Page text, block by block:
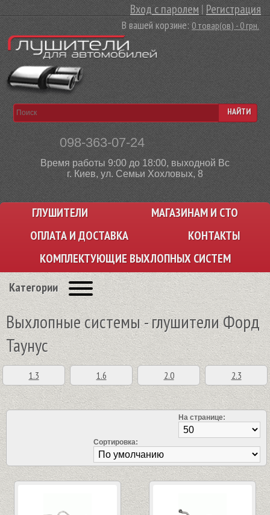
Вход с паролем |Регистрация
В вашей корзине:0 товар(ов) - 0 грн.
098-363-07-24
Время работы 9:00 до 18:00, выходной Вс
г. Киев, ул. Семьи Хохловых, 8
НАЙТИ
ГЛУШИТЕЛИ
МАГАЗИНАМ И СТО
ОПЛАТА И ДОСТАВКА
КОНТАКТЫ
КОМПЛЕКТУЮЩИЕ ВЫХЛОПНЫХ СИСТЕМ
Категории
Выхлопные системы - глушители Форд
Таунус
1.3 1.6 2.0 2.3
На странице:
Сортировка: